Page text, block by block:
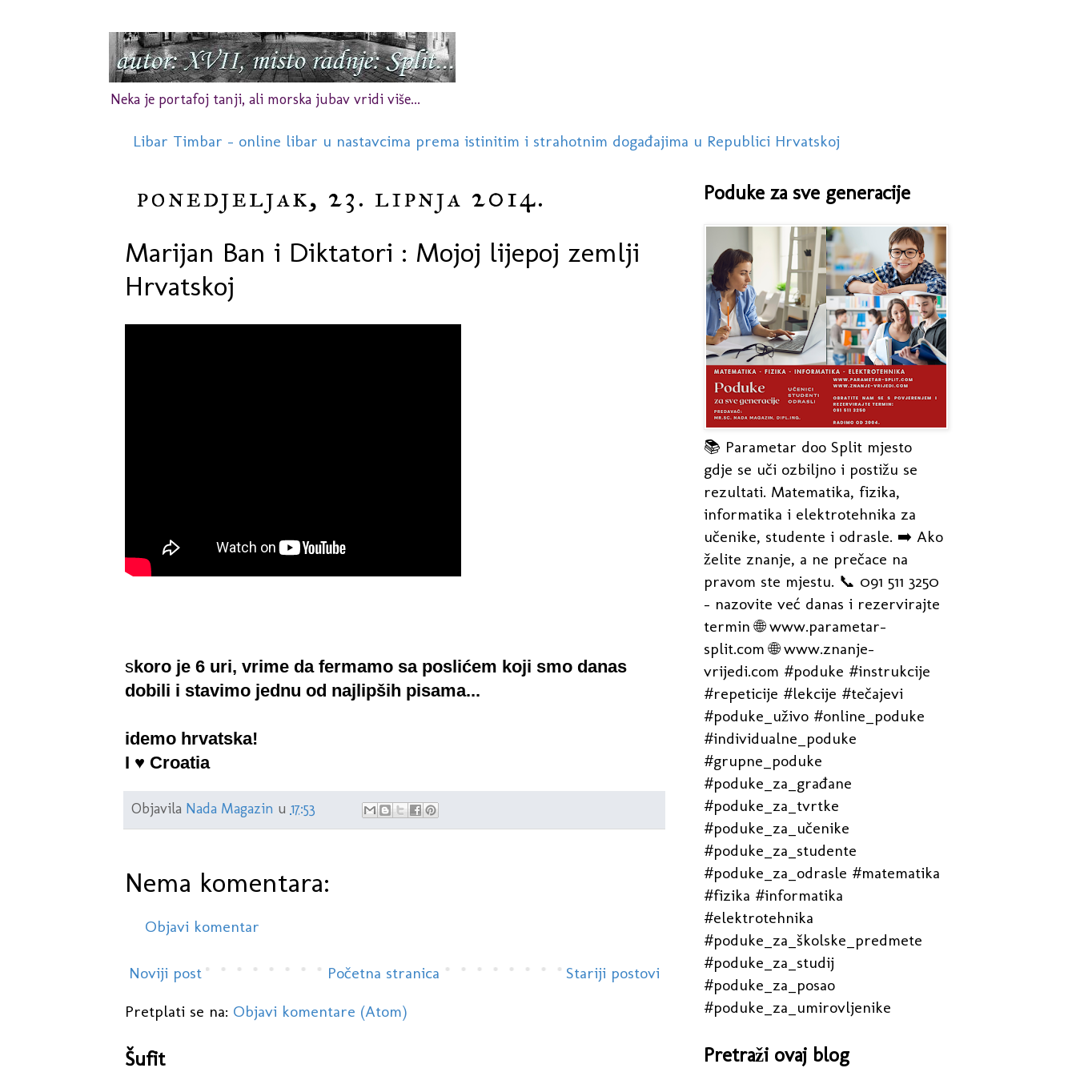
Neka je portafoj tanji, ali morska jubav vridi više...
Libar Timbar - online libar u nastavcima prema istinitim i strahotnim događajima u Republici Hrvatskoj
ponedjeljak, 23. lipnja 2014.
Marijan Ban i Diktatori : Mojoj lijepoj zemlji
Hrvatskoj
skoro je 6 uri, vrime da fermamo sa poslićem koji smo danas
dobili i stavimo jednu od najlipših pisama...
idemo hrvatska!
I ♥ Croatia
Objavila Nada Magazin u 17:53
Nema komentara:
Objavi komentar
Noviji post Stariji postovi
Početna stranica
Pretplati se na: Objavi komentare (Atom)
Šufit
Poduke za sve generacije
📚 Parametar doo Split mjesto
gdje se uči ozbiljno i postižu se
rezultati. Matematika, fizika,
informatika i elektrotehnika za
učenike, studente i odrasle. ➡️ Ako
želite znanje, a ne prečace na
pravom ste mjestu. 📞 091 511 3250
- nazovite već danas i rezervirajte
termin 🌐 www.parametar-
split.com 🌐 www.znanje-
vrijedi.com #poduke #instrukcije
#repeticije #lekcije #tečajevi
#poduke_uživo #online_poduke
#individualne_poduke
#grupne_poduke
#poduke_za_građane
#poduke_za_tvrtke
#poduke_za_učenike
#poduke_za_studente
#poduke_za_odrasle #matematika
#fizika #informatika
#elektrotehnika
#poduke_za_školske_predmete
#poduke_za_studij
#poduke_za_posao
#poduke_za_umirovljenike
Pretraži ovaj blog